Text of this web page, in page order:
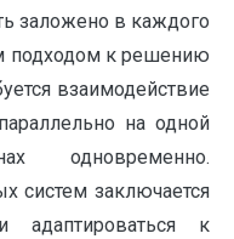
заложено в каждого
подходом к решению
взаимодействие
на одной
одновременно.
систем заключается
адаптироваться к